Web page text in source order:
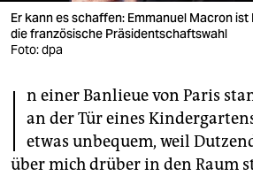
shop
fragen & hilfe
unterstützen
genossenschaft
Er kann es schaffen: Emmanuel Macron ist
die französische Präsidentschaftswahl
Foto: dpa
I n einer Banlieue von ­Paris
an der Tür eines
etwas unbequem, weil
über mich drüber in den Raum